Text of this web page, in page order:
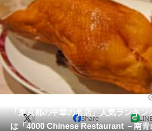
TOP ニュース
エンタメ クイズ
グルメ 地域
住まい 教育・育児
動物 リサーチ
会員記事
「東京都の中華の名店」人気ランキ
は「4000 Chinese Restaurant －南青
X Share